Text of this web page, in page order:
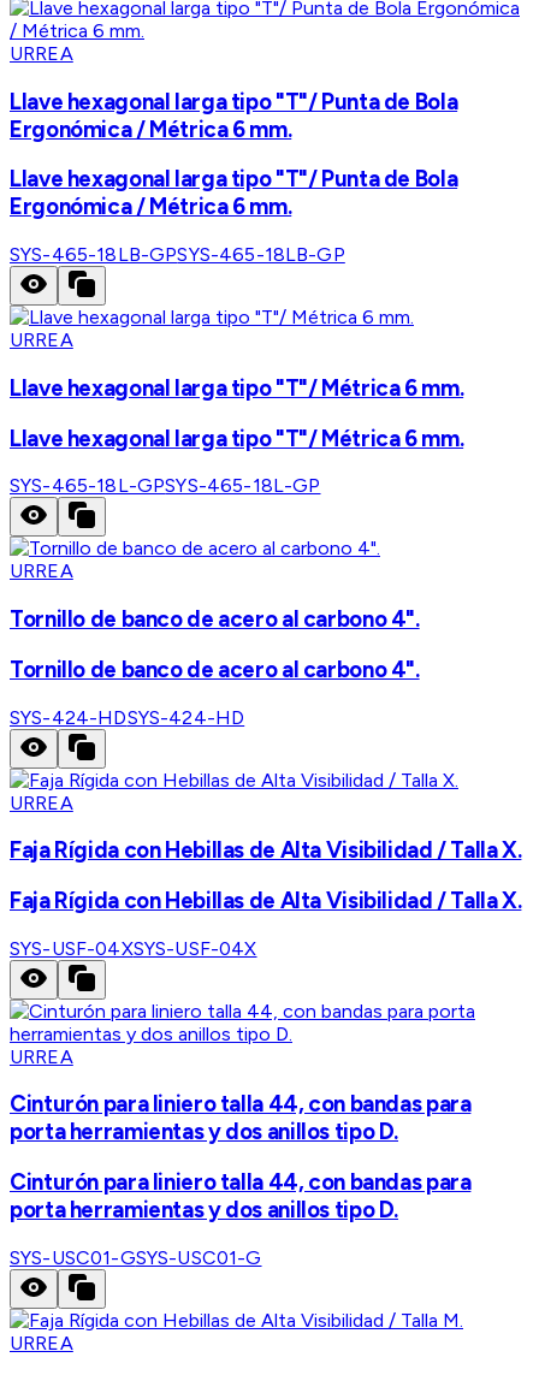
URREA
Llave hexagonal larga tipo "T"/ Punta de Bola
Ergonómica / Métrica 6 mm.
Llave hexagonal larga tipo "T"/ Punta de Bola
Ergonómica / Métrica 6 mm.
SYS-465-18LB-GPSYS-465-18LB-GP
URREA
Llave hexagonal larga tipo "T"/ Métrica 6 mm.
Llave hexagonal larga tipo "T"/ Métrica 6 mm.
SYS-465-18L-GPSYS-465-18L-GP
URREA
Tornillo de banco de acero al carbono 4".
Tornillo de banco de acero al carbono 4".
SYS-424-HDSYS-424-HD
URREA
Faja Rígida con Hebillas de Alta Visibilidad / Talla X.
Faja Rígida con Hebillas de Alta Visibilidad / Talla X.
SYS-USF-04XSYS-USF-04X
URREA
Cinturón para liniero talla 44, con bandas para
porta herramientas y dos anillos tipo D.
Cinturón para liniero talla 44, con bandas para
porta herramientas y dos anillos tipo D.
SYS-USC01-GSYS-USC01-G
URREA